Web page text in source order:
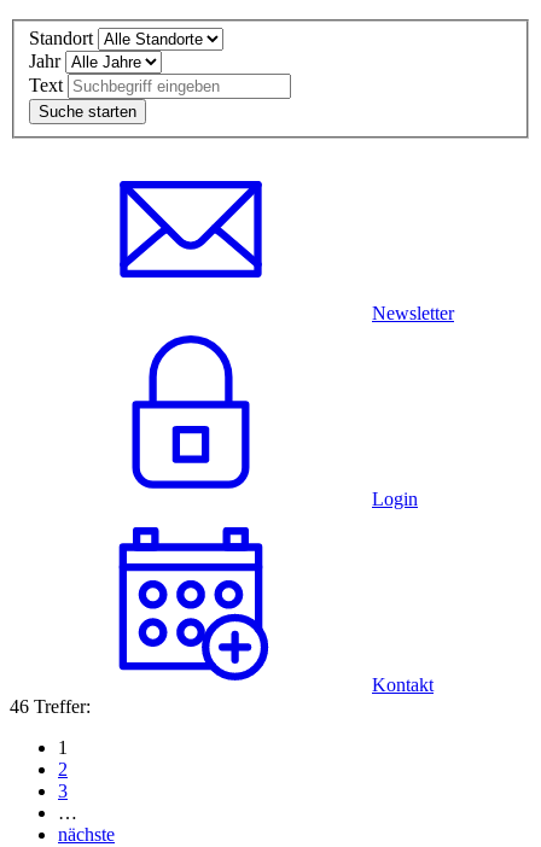
Standort
Jahr
Text
Newsletter
Login
Kontakt
46 Treffer:
1
2
3
…
nächste